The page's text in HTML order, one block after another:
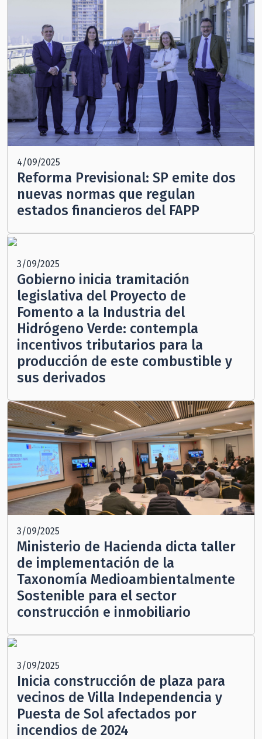
4/09/2025
Reforma Previsional: SP emite dos
nuevas normas que regulan
estados financieros del FAPP
3/09/2025
Gobierno inicia tramitación
legislativa del Proyecto de
Fomento a la Industria del
Hidrógeno Verde: contempla
incentivos tributarios para la
producción de este combustible y
sus derivados
3/09/2025
Ministerio de Hacienda dicta taller
de implementación de la
Taxonomía Medioambientalmente
Sostenible para el sector
construcción e inmobiliario
3/09/2025
Inicia construcción de plaza para
vecinos de Villa Independencia y
Puesta de Sol afectados por
incendios de 2024